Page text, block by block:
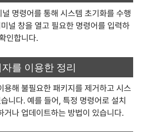
명령어를 통해 시스템 초기화를 수행
널 창을 열고 필요한 명령어를 입력하
인합니다.
를 이용한 정리
용해 불필요한 패키지를 제거하고 시스
니다. 예를 들어, 특정 명령어로 설치
거나 업데이트하는 방법이 있습니다.